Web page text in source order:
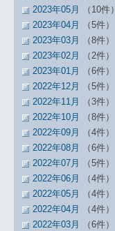
2023年05月
（10件）
2023年04月
（5件）
2023年03月
（8件）
2023年02月
（2件）
2023年01月
（6件）
2022年12月
（5件）
2022年11月
（3件）
2022年10月
（8件）
2022年09月
（4件）
2022年08月
（6件）
2022年07月
（5件）
2022年06月
（4件）
2022年05月
（4件）
2022年04月
（4件）
2022年03月
（6件）